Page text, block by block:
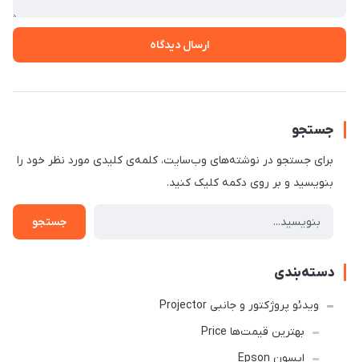
ارسال دیدگاه
جستجو
برای جستجو در نوشته‌های وب‌سایت، کلمه‌ی کلیدی مورد نظر خود را
بنویسید و بر روی دکمه کلیک کنید.
جستجو
دسته‌بندی
ویدئو پروژکتور و جانبی Projector
بهترین قیمت‌ها Price
اپسون Epson